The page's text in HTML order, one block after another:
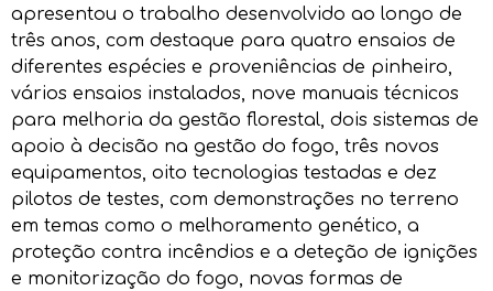
apresentou o trabalho desenvolvido ao longo de
três anos, com destaque para quatro ensaios de
diferentes espécies e proveniências de pinheiro,
vários ensaios instalados, nove manuais técnicos
para melhoria da gestão florestal, dois sistemas de
apoio à decisão na gestão do fogo, três novos
equipamentos, oito tecnologias testadas e dez
pilotos de testes, com demonstrações no terreno
em temas como o melhoramento genético, a
proteção contra incêndios e a deteção de ignições
e monitorização do fogo, novas formas de